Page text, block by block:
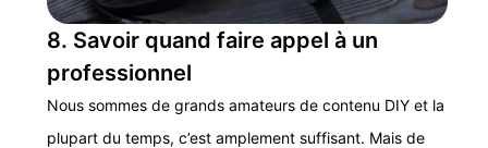
8. Savoir quand faire appel à un
professionnel
Nous sommes de grands amateurs de contenu DIY et la
plupart du temps, c’est amplement suffisant. Mais de